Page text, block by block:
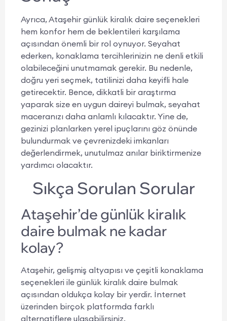
Ayrıca, Ataşehir günlük kiralık daire seçenekleri
hem konfor hem de beklentileri karşılama
açısından önemli bir rol oynuyor. Seyahat
ederken, konaklama tercihlerinizin ne denli etkili
olabileceğini unutmamak gerekir. Bu nedenle,
doğru yeri seçmek, tatilinizi daha keyifli hale
getirecektir. Bence, dikkatli bir araştırma
yaparak size en uygun daireyi bulmak, seyahat
maceranızı daha anlamlı kılacaktır. Yine de,
gezinizi planlarken yerel ipuçlarını göz önünde
bulundurmak ve çevrenizdeki imkanları
değerlendirmek, unutulmaz anılar biriktirmenize
yardımcı olacaktır.
Sıkça Sorulan Sorular
Ataşehir’de günlük kiralık
daire bulmak ne kadar
kolay?
Ataşehir, gelişmiş altyapısı ve çeşitli konaklama
seçenekleri ile günlük kiralık daire bulmak
açısından oldukça kolay bir yerdir. İnternet
üzerinden birçok platformda farklı
alternatiflere ulaşabilirsiniz.